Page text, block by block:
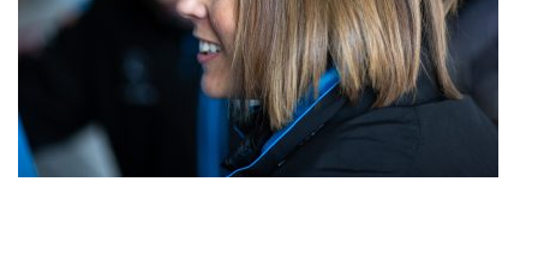
Kwalificatie
za 19:00 - 20:00
Race
zo 17:00 - 19:00